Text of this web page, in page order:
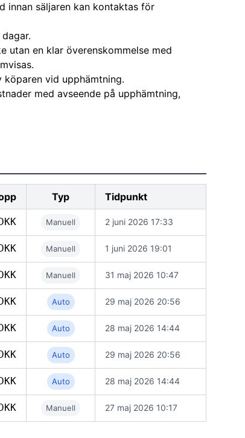
innan säljaren kan kontaktas för
utan en klar överenskommelse med
vid upphämtning.
med avseende på upphämtning,
Typ Tidpunkt
Manuell 2 juni 2026 17:33
Manuell 1 juni 2026 19:01
Manuell 31 maj 2026 10:47
Auto 29 maj 2026 20:56
Auto 28 maj 2026 14:44
Auto 29 maj 2026 20:56
Auto 28 maj 2026 14:44
Manuell 27 maj 2026 10:17